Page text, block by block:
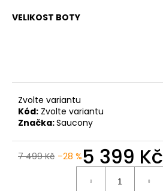
VELIKOST BOTY
Zvolte variantu
Kód: Zvolte variantu
Značka:Saucony
7 499 Kč –28 %5 399 Kč